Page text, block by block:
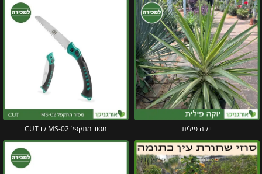
יוקה פילית מסור מתקפל MS-02 קו CUT